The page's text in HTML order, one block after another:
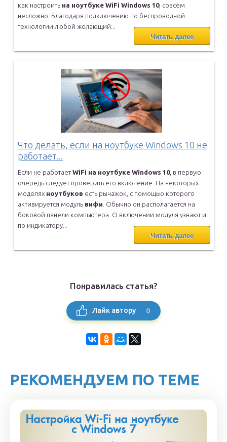
как настроить на ноутбуке WiFi Windows 10, совсем
несложно. Благодаря подключению по беспроводной
технологии любой желающий...
Читать далее
Что делать, если на ноутбуке Windows 10 не
работает...
Если не работаетWiFi на ноутбуке Windows 10, в первую
очередь следует проверить его включение. На некоторых
моделях ноутбуков есть рычажок, с помощью которого
активируется модуль вифи . Обычно он располагается на
боковой панели компьютера. О включении модуля узнают и
по индикатору...
Читать далее
Понравилась статья?
Лайк автору 0
РЕКОМЕНДУЕМ ПО ТЕМЕ